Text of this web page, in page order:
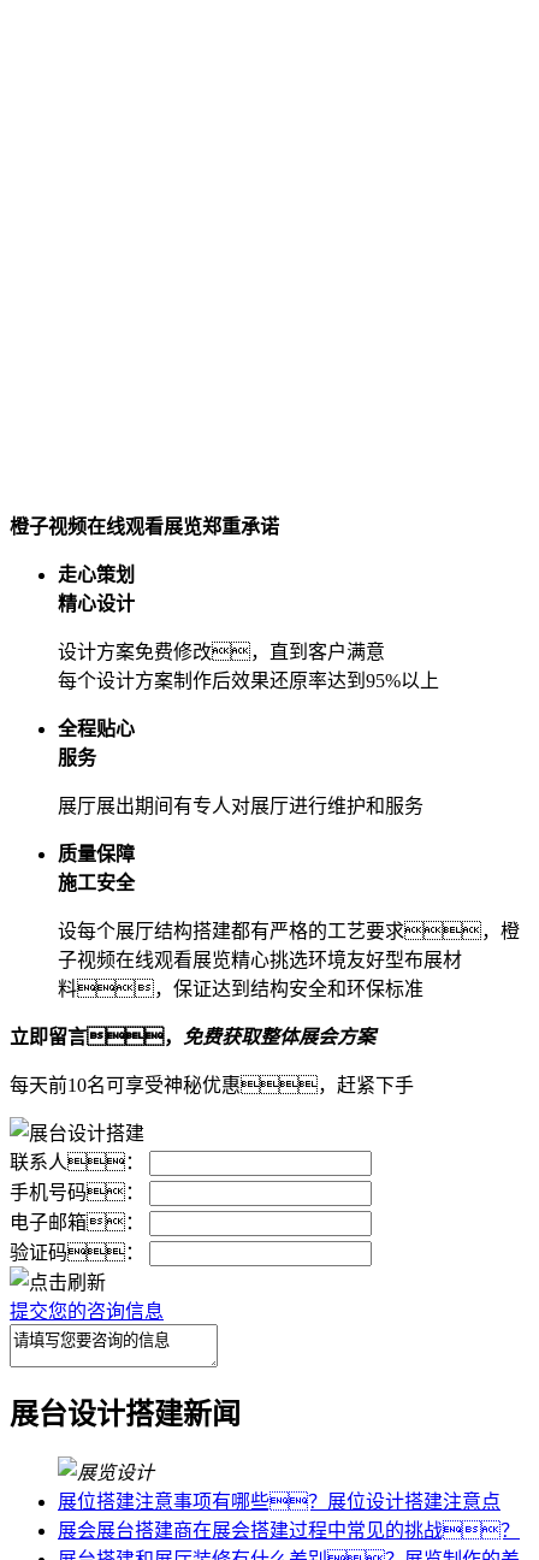
橙子视频在线观看展览郑重承诺
走心策划
精心设计
设计方案免费修改，直到客户满意
每个设计方案制作后效果还原率达到95%以上
全程贴心
服务
展厅展出期间有专人对展厅进行维护和服务
质量保障
施工安全
设每个展厅结构搭建都有严格的工艺要求，橙
子视频在线观看展览精心挑选环境友好型布展材
料，保证达到结构安全和环保标准
立即留言， 免费获取整体展会方案
每天前10名可享受神秘优惠，赶紧下手
联系人：
手机号码：
电子邮箱：
验证码：
提交您的咨询信息
展台设计搭建新闻
展位搭建注意事项有哪些？展位设计搭建注意点
展会展台搭建商在展会搭建过程中常见的挑战？